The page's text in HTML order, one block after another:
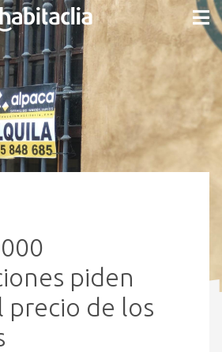
piden
precio de los